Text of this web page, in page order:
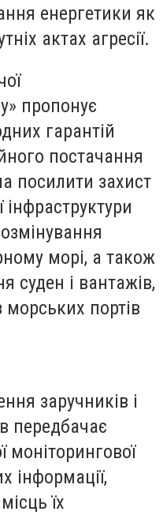
енергетики як
актах агресії.
пропонує
гарантій
постачання
посилити захист
інфраструктури
морі, а також
суден і вантажів,
портів
заручників і
передбачає
моніторингової
інформації,
їх